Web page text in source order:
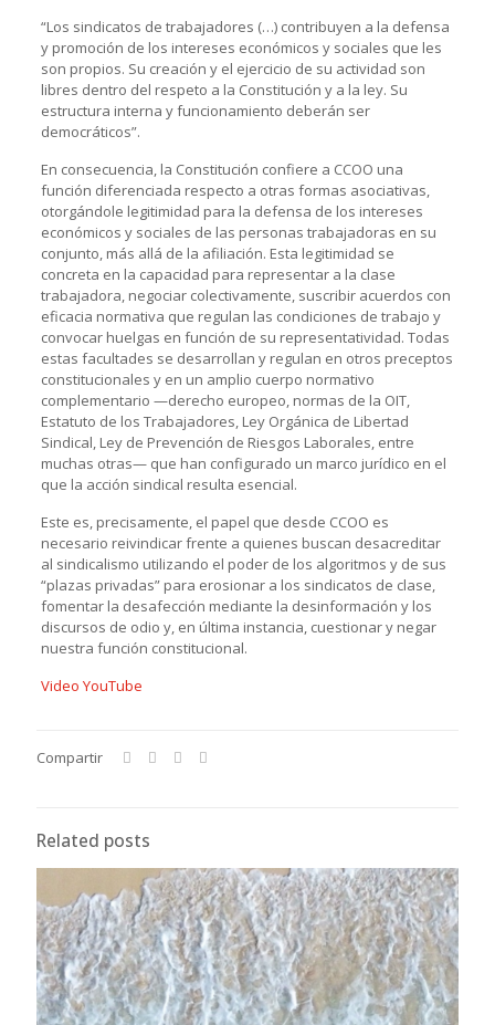
“Los sindicatos de trabajadores (…) contribuyen a la defensa
y promoción de los intereses económicos y sociales que les
son propios. Su creación y el ejercicio de su actividad son
libres dentro del respeto a la Constitución y a la ley. Su
estructura interna y funcionamiento deberán ser
democráticos”.
En consecuencia, la Constitución confiere a CCOO una
función diferenciada respecto a otras formas asociativas,
otorgándole legitimidad para la defensa de los intereses
económicos y sociales de las personas trabajadoras en su
conjunto, más allá de la afiliación. Esta legitimidad se
concreta en la capacidad para representar a la clase
trabajadora, negociar colectivamente, suscribir acuerdos con
eficacia normativa que regulan las condiciones de trabajo y
convocar huelgas en función de su representatividad. Todas
estas facultades se desarrollan y regulan en otros preceptos
constitucionales y en un amplio cuerpo normativo
complementario —derecho europeo, normas de la OIT,
Estatuto de los Trabajadores, Ley Orgánica de Libertad
Sindical, Ley de Prevención de Riesgos Laborales, entre
muchas otras— que han configurado un marco jurídico en el
que la acción sindical resulta esencial.
Este es, precisamente, el papel que desde CCOO es
necesario reivindicar frente a quienes buscan desacreditar
al sindicalismo utilizando el poder de los algoritmos y de sus
“plazas privadas” para erosionar a los sindicatos de clase,
fomentar la desafección mediante la desinformación y los
discursos de odio y, en última instancia, cuestionar y negar
nuestra función constitucional.
Video YouTube
Compartir
Related posts